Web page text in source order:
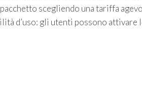
scegliendo una tariffa
d’uso: gli utenti possono attivare